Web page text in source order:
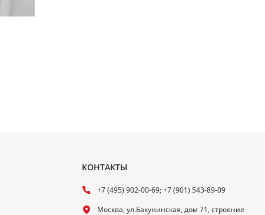
КОНТАКТЫ
+7 (495) 902-00-69; +7 (901) 543-89-09
Москва, ул.Бакунинская, дом 71, строение